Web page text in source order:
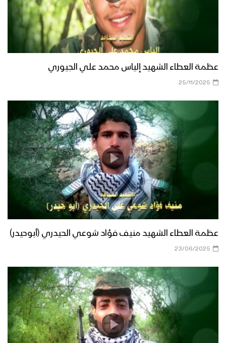
عظمة العطاء الشهيد إلياس محمد علي الجيوري
25/11/2025
عظمة العطاء الشهيد منيف فؤاد شوعي الحيدري (أبوحيدر)
23/06/2025